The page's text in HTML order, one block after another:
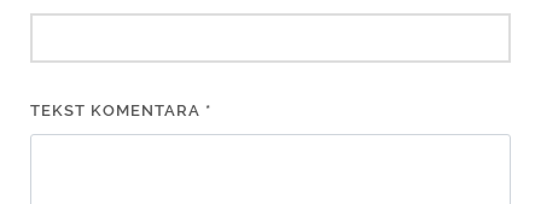
TEKST KOMENTARA *